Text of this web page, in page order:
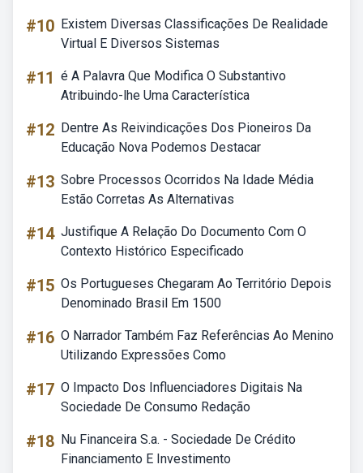
#10 Existem Diversas Classificações De Realidade
Virtual E Diversos Sistemas
#11 é A Palavra Que Modifica O Substantivo
Atribuindo-lhe Uma Característica
#12 Dentre As Reivindicações Dos Pioneiros Da
Educação Nova Podemos Destacar
#13 Sobre Processos Ocorridos Na Idade Média
Estão Corretas As Alternativas
#14 Justifique A Relação Do Documento Com O
Contexto Histórico Especificado
#15 Os Portugueses Chegaram Ao Território Depois
Denominado Brasil Em 1500
#16 O Narrador Também Faz Referências Ao Menino
Utilizando Expressões Como
#17 O Impacto Dos Influenciadores Digitais Na
Sociedade De Consumo Redação
#18 Nu Financeira S.a. - Sociedade De Crédito
Financiamento E Investimento